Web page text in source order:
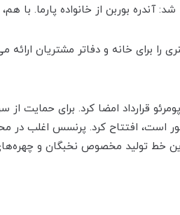
از خانواده پارما. با هم، به پاریس
را برای خانه و دفاتر مشتریان
قرارداد امضا کرد. برای حمایت
است، افتتاح کرد. پرنسس اغلب
خط تولید مخصوص نخبگان و